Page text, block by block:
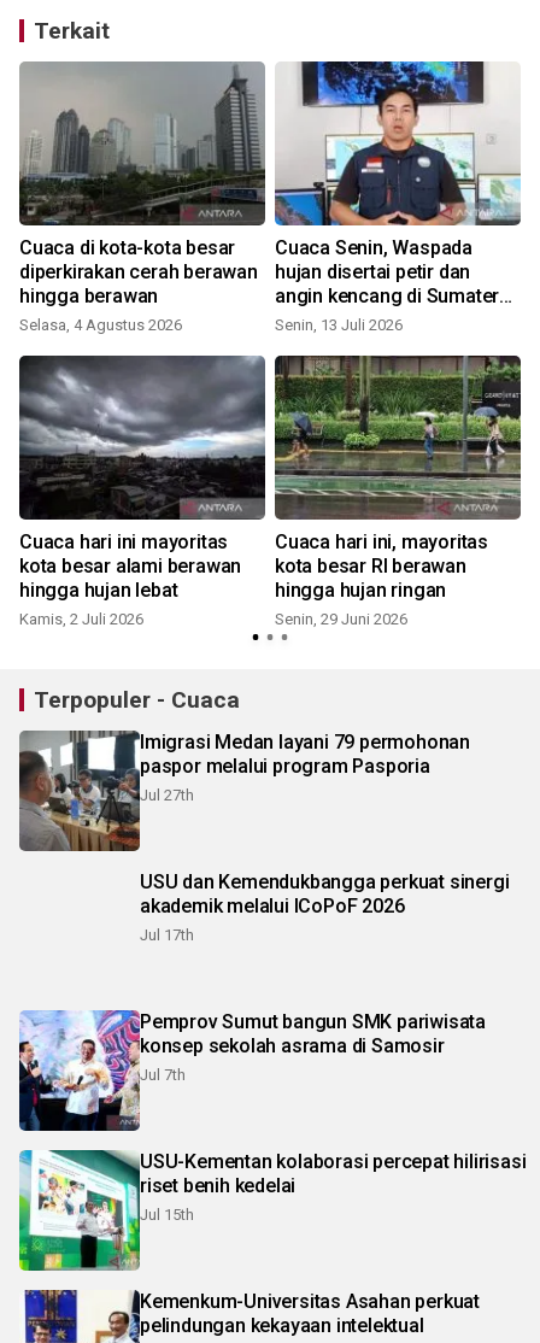
Terkait
Cuaca di kota-kota besar
diperkirakan cerah berawan
hingga berawan
Selasa, 4 Agustus 2026
Cuaca Senin, Waspada
hujan disertai petir dan
angin kencang di Sumatera
Utara
Senin, 13 Juli 2026
Cuaca hari ini mayoritas
kota besar alami berawan
hingga hujan lebat
Kamis, 2 Juli 2026
Cuaca hari ini, mayoritas
kota besar RI berawan
hingga hujan ringan
Senin, 29 Juni 2026
Terpopuler - Cuaca
Imigrasi Medan layani 79 permohonan
paspor melalui program Pasporia
Jul 27th
USU dan Kemendukbangga perkuat sinergi
akademik melalui ICoPoF 2026
Jul 17th
Pemprov Sumut bangun SMK pariwisata
konsep sekolah asrama di Samosir
Jul 7th
USU-Kementan kolaborasi percepat hilirisasi
riset benih kedelai
Jul 15th
Kemenkum-Universitas Asahan perkuat
pelindungan kekayaan intelektual